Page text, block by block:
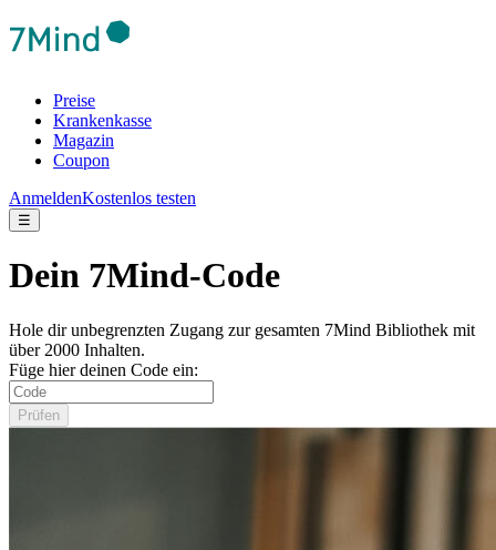
Preise
Krankenkasse
Magazin
Coupon
AnmeldenKostenlos testen
☰
Dein 7Mind-Code
Hole dir unbegrenzten Zugang zur gesamten 7Mind Bibliothek mit
über 2000 Inhalten.
Füge hier deinen Code ein:
Prüfen